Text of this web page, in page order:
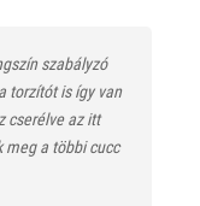
szabályzó
torzítót is így van
cserélve az itt
meg a többi cucc